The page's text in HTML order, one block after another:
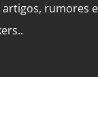
artigos, rumores e